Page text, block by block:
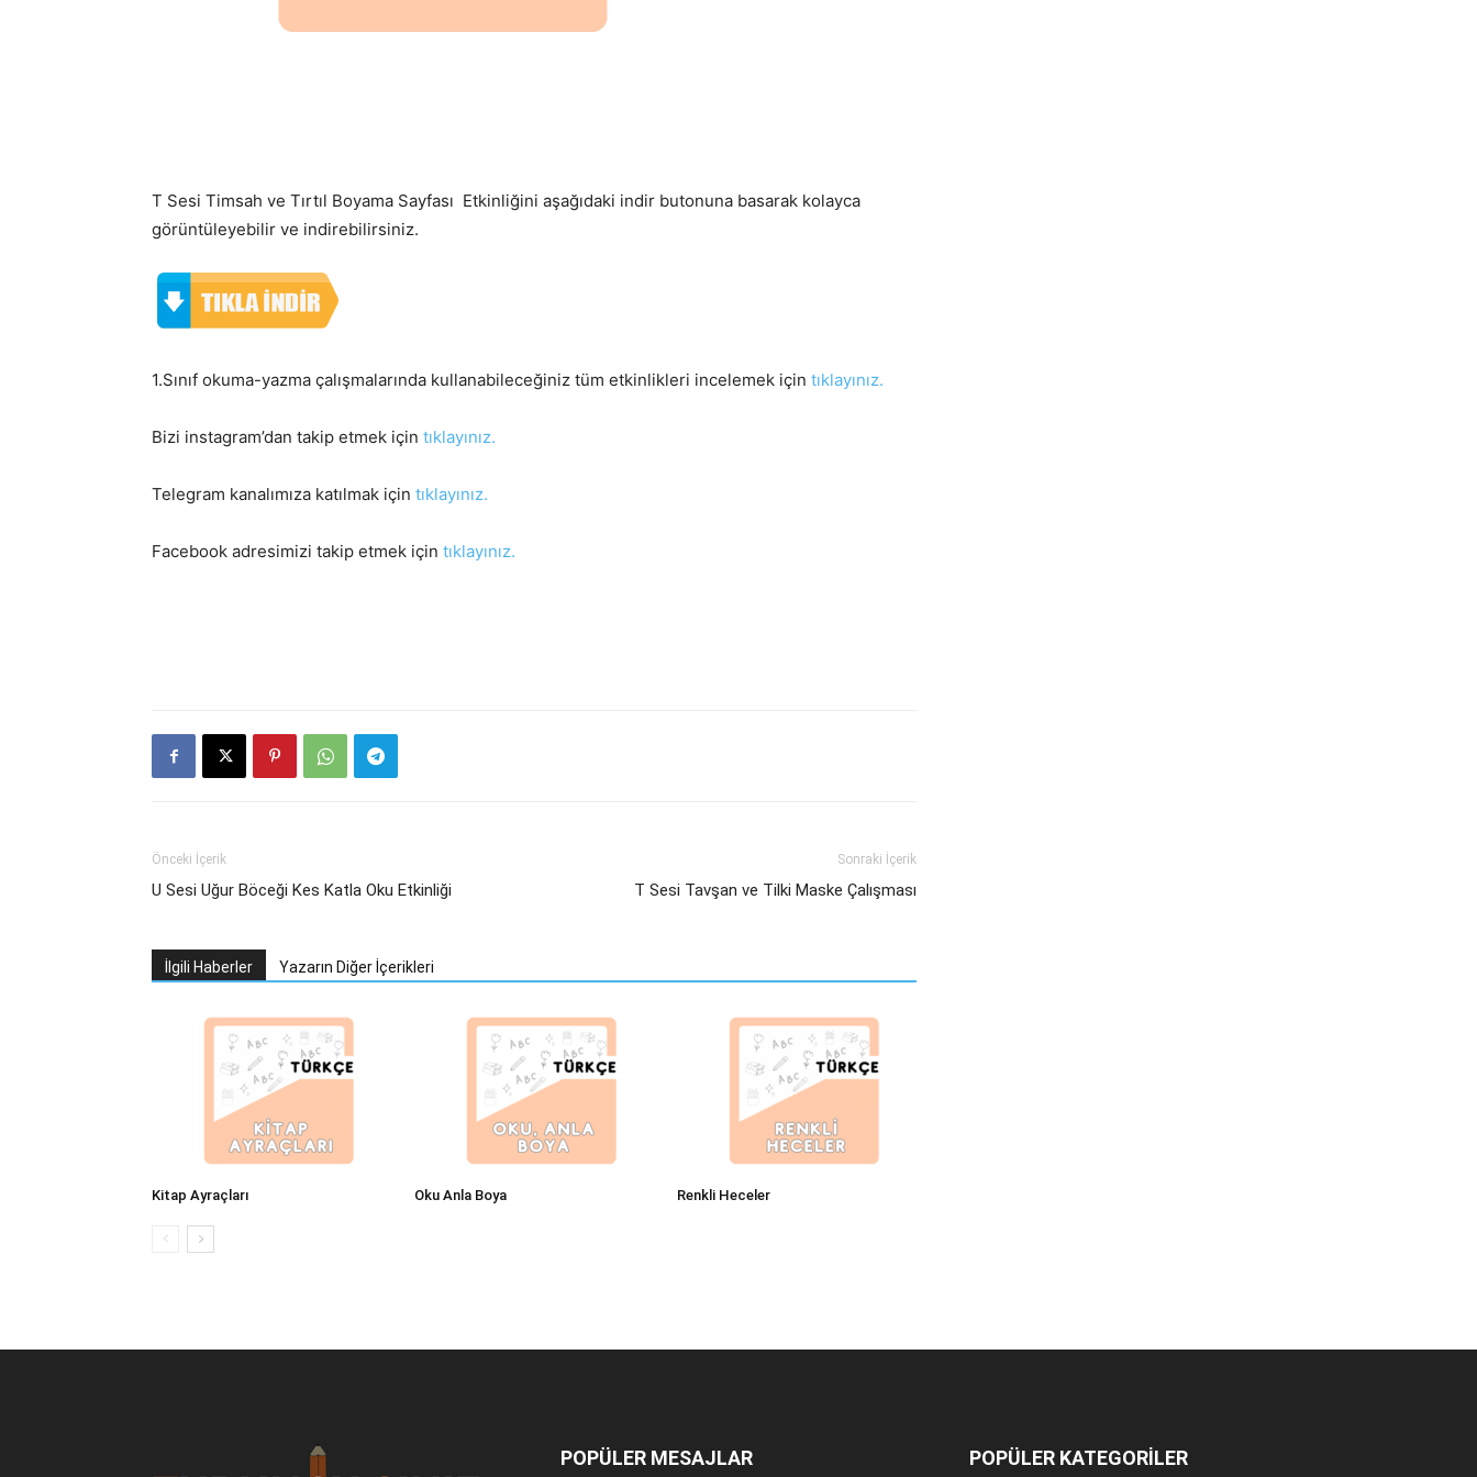
T Sesi Timsah ve Tırtıl Boyama Sayfası Etkinliğini aşağıdaki indir butonuna basarak kolayca
görüntüleyebilir ve indirebilirsiniz.
1.Sınıf okuma-yazma çalışmalarında kullanabileceğiniz tüm etkinlikleri incelemek için tıklayınız.
Bizi instagram’dan takip etmek için tıklayınız.
Telegram kanalımıza katılmak için tıklayınız.
Facebook adresimizi takip etmek için tıklayınız.
Önceki İçerik
U Sesi Uğur Böceği Kes Katla Oku Etkinliği
Sonraki İçerik
T Sesi Tavşan ve Tilki Maske Çalışması
İlgili Haberler Yazarın Diğer İçerikleri
Kitap Ayraçları Oku Anla Boya Renkli Heceler
POPÜLER MESAJLAR POPÜLER KATEGORİLER